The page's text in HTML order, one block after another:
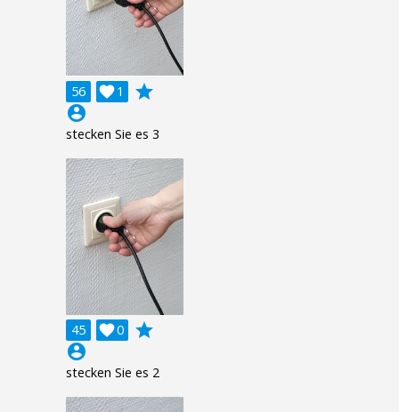
56 1

grade
account_circle
stecken Sie es 3
45 0

grade
account_circle
stecken Sie es 2